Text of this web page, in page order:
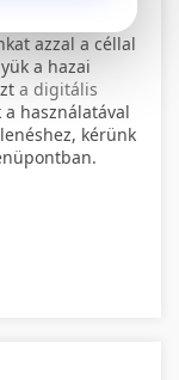
+
and
brands and
+
services
and
prices to
azzal a céllal
a hazai
a digitális
használatával
kérünk